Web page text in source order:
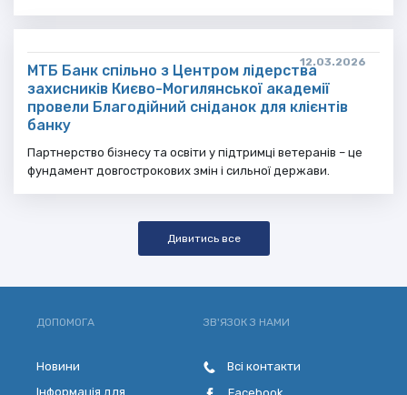
12.03.2026
МТБ Банк спільно з Центром лідерства
захисників Києво-Могилянської академії
провели Благодійний сніданок для клієнтів
банку
Партнерство бізнесу та освіти у підтримці ветеранів – це
фундамент довгострокових змін і сильної держави.
Дивитись все
ДОПОМОГА
Новини
Інформація для
ЗВ'ЯЗОК З НАМИ
Всі контакти